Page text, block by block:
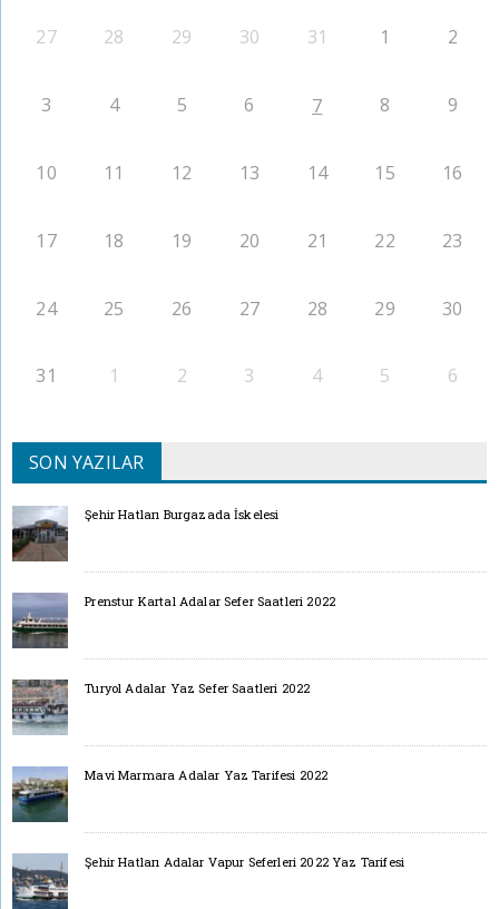
27 28 29 30 31 1 2
3 4 5 6 7 8 9
10 11 12 13 14 15 16
17 18 19 20 21 22 23
24 25 26 27 28 29 30
31 1 2 3 4 5 6
SON YAZILAR
Şehir Hatları Burgazada İskelesi
Prenstur Kartal Adalar Sefer Saatleri 2022
Turyol Adalar Yaz Sefer Saatleri 2022
Mavi Marmara Adalar Yaz Tarifesi 2022
Şehir Hatları Adalar Vapur Seferleri 2022 Yaz Tarifesi